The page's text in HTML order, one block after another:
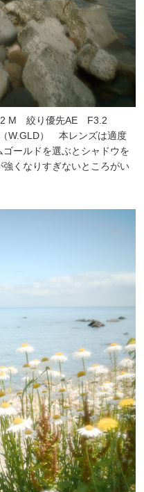
M 絞り優先AE F3.2
） 本レンズは適度
ールドを選ぶとシャドウを
くなりすぎないところがい